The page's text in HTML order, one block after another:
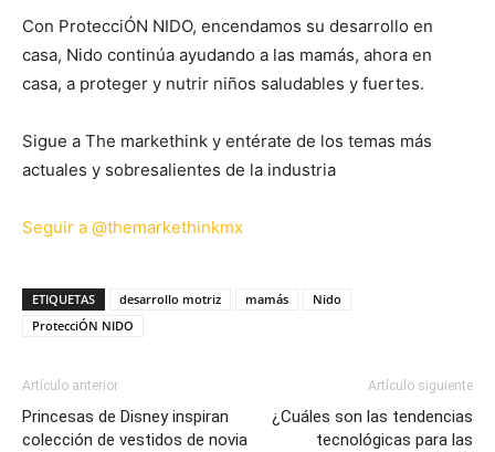
Con ProtecciÓN NIDO, encendamos su desarrollo en
casa, Nido continúa ayudando a las mamás, ahora en
casa, a proteger y nutrir niños saludables y fuertes.
Sigue a The markethink y entérate de los temas más
actuales y sobresalientes de la industria
Seguir a @themarkethinkmx
ETIQUETAS desarrollo motriz mamás
Nido
ProtecciÓN NIDO
Artículo anterior
Princesas de Disney inspiran
colección de vestidos de novia
Artículo siguiente
¿Cuáles son las tendencias
tecnológicas para las